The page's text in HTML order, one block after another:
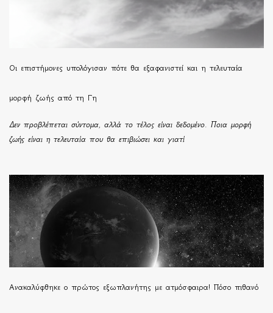
Οι επιστήμονες υπολόγισαν πότε θα εξαφανιστεί και η τελευταία
μορφή ζωής από τη Γη
Δεν προβλέπεται σύντομα, αλλά το τέλος είναι δεδομένο. Ποια μορφή
ζωής είναι η τελευταία που θα επιβιώσει και γιατί
Ανακαλύφθηκε ο πρώτος εξωπλανήτης με ατμόσφαιρα! Πόσο πιθανό